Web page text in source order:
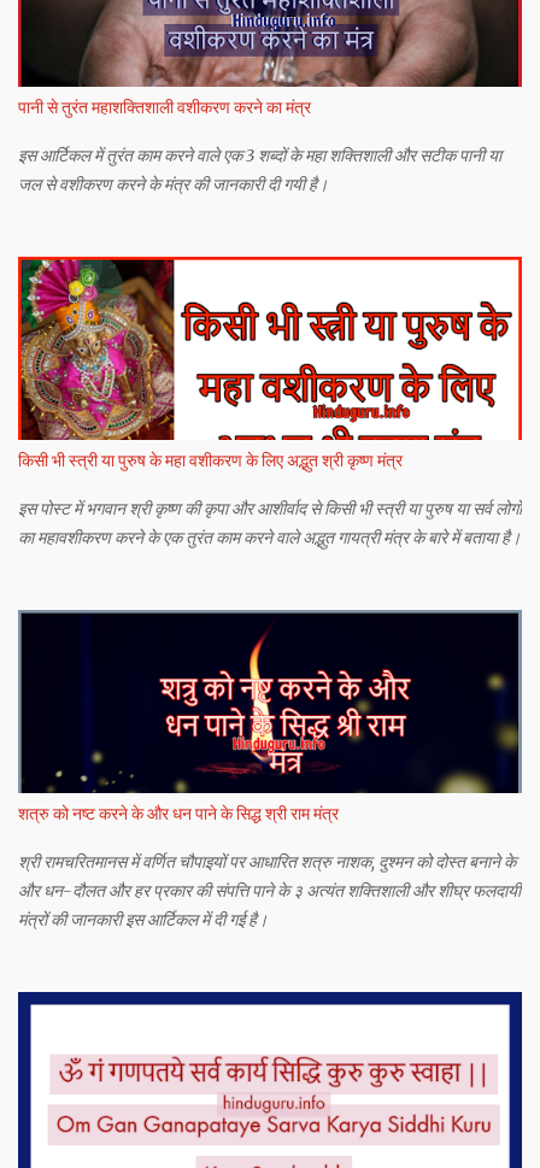
पानी से तुरंत महाशक्तिशाली वशीकरण करने का मंत्र
इस आर्टिकल में तुरंत काम करने वाले एक 3 शब्दों के महा शक्तिशाली और सटीक पानी या
जल से वशीकरण करने के मंत्र की जानकारी दी गयी है।
किसी भी स्त्री या पुरुष के महा वशीकरण के लिए अद्भुत श्री कृष्ण मंत्र
इस पोस्ट में भगवान श्री कृष्ण की कृपा और आशीर्वाद से किसी भी स्त्री या पुरुष या सर्व लोगों
का महावशीकरण करने के एक तुरंत काम करने वाले अद्भुत गायत्री मंत्र के बारे में बताया है।
शत्रु को नष्ट करने के और धन पाने के सिद्ध श्री राम मंत्र
श्री रामचरितमानस में वर्णित चौपाइयों पर आधारित शत्रु नाशक, दुश्मन को दोस्त बनाने के
और धन-दौलत और हर प्रकार की संपत्ति पाने के ३ अत्यंत शक्तिशाली और शीघ्र फलदायी
मंत्रों की जानकारी इस आर्टिकल में दी गई है।